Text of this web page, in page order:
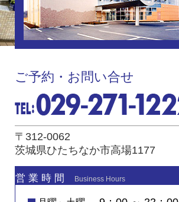
ご予約・お問い合せ
〒312-0062
茨城県ひたちなか市高場1177
営 業 時 間 Business Hours